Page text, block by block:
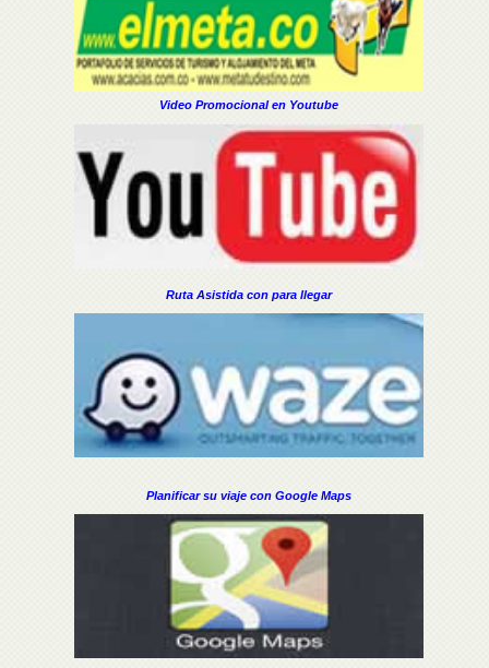
Video Promocional en Youtube
Ruta Asistida con para llegar
Planificar su viaje con Google Maps